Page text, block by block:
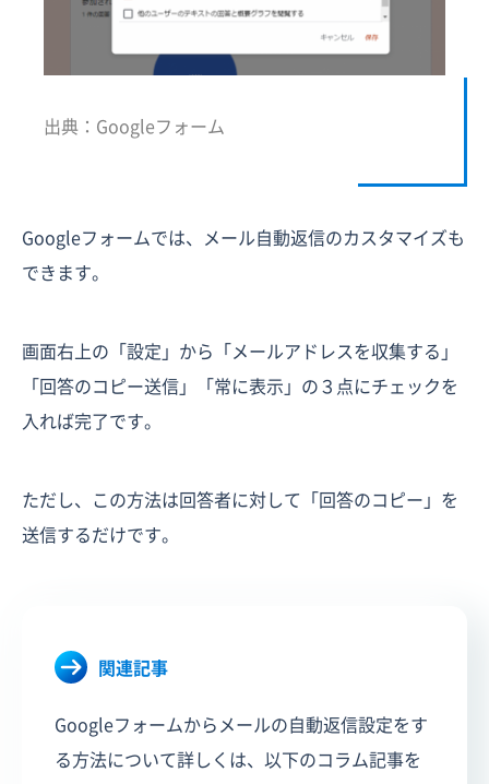
出典：Googleフォーム
Googleフォームでは、メール自動返信のカスタマイズも
できます。
画面右上の「設定」から「メールアドレスを収集する」
「回答のコピー送信」「常に表示」の３点にチェックを
入れば完了です。
ただし、この方法は回答者に対して「回答のコピー」を
送信するだけです。
関連記事
Googleフォームからメールの自動返信設定をす
る方法について詳しくは、以下のコラム記事を